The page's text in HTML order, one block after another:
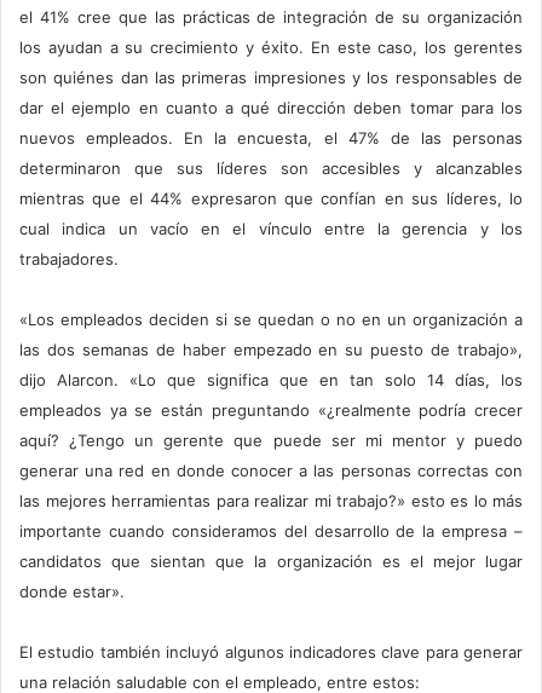
el 41% cree que las prácticas de integración de su organización
los ayudan a su crecimiento y éxito. En este caso, los gerentes
son quiénes dan las primeras impresiones y los responsables de
dar el ejemplo en cuanto a qué dirección deben tomar para los
nuevos empleados. En la encuesta, el 47% de las personas
determinaron que sus líderes son accesibles y alcanzables
mientras que el 44% expresaron que confían en sus líderes, lo
cual indica un vacío en el vínculo entre la gerencia y los
trabajadores.
«Los empleados deciden si se quedan o no en un organización a
las dos semanas de haber empezado en su puesto de trabajo»,
dijo Alarcon. «Lo que significa que en tan solo 14 días, los
empleados ya se están preguntando «¿realmente podría crecer
aquí? ¿Tengo un gerente que puede ser mi mentor y puedo
generar una red en donde conocer a las personas correctas con
las mejores herramientas para realizar mi trabajo?» esto es lo más
importante cuando consideramos del desarrollo de la empresa –
candidatos que sientan que la organización es el mejor lugar
donde estar».
El estudio también incluyó algunos indicadores clave para generar
una relación saludable con el empleado, entre estos: